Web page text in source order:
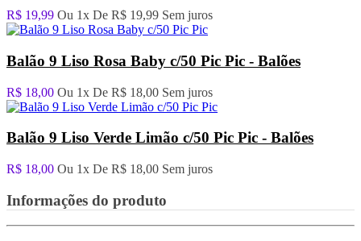
R$ 19,99 Ou 1x De R$ 19,99 Sem juros
Balão 9 Liso Rosa Baby c/50 Pic Pic - Balões
R$ 18,00 Ou 1x De R$ 18,00 Sem juros
Balão 9 Liso Verde Limão c/50 Pic Pic - Balões
R$ 18,00 Ou 1x De R$ 18,00 Sem juros
Informações do produto